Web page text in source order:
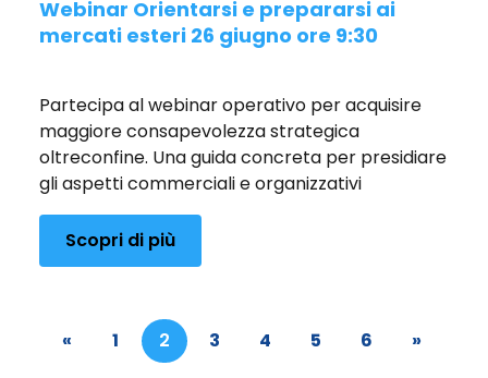
Webinar Orientarsi e prepararsi ai
mercati esteri 26 giugno ore 9:30
Partecipa al webinar operativo per acquisire
maggiore consapevolezza strategica
oltreconfine. Una guida concreta per presidiare
gli aspetti commerciali e organizzativi
Scopri di più
« 1 2 3 4 5 6 »